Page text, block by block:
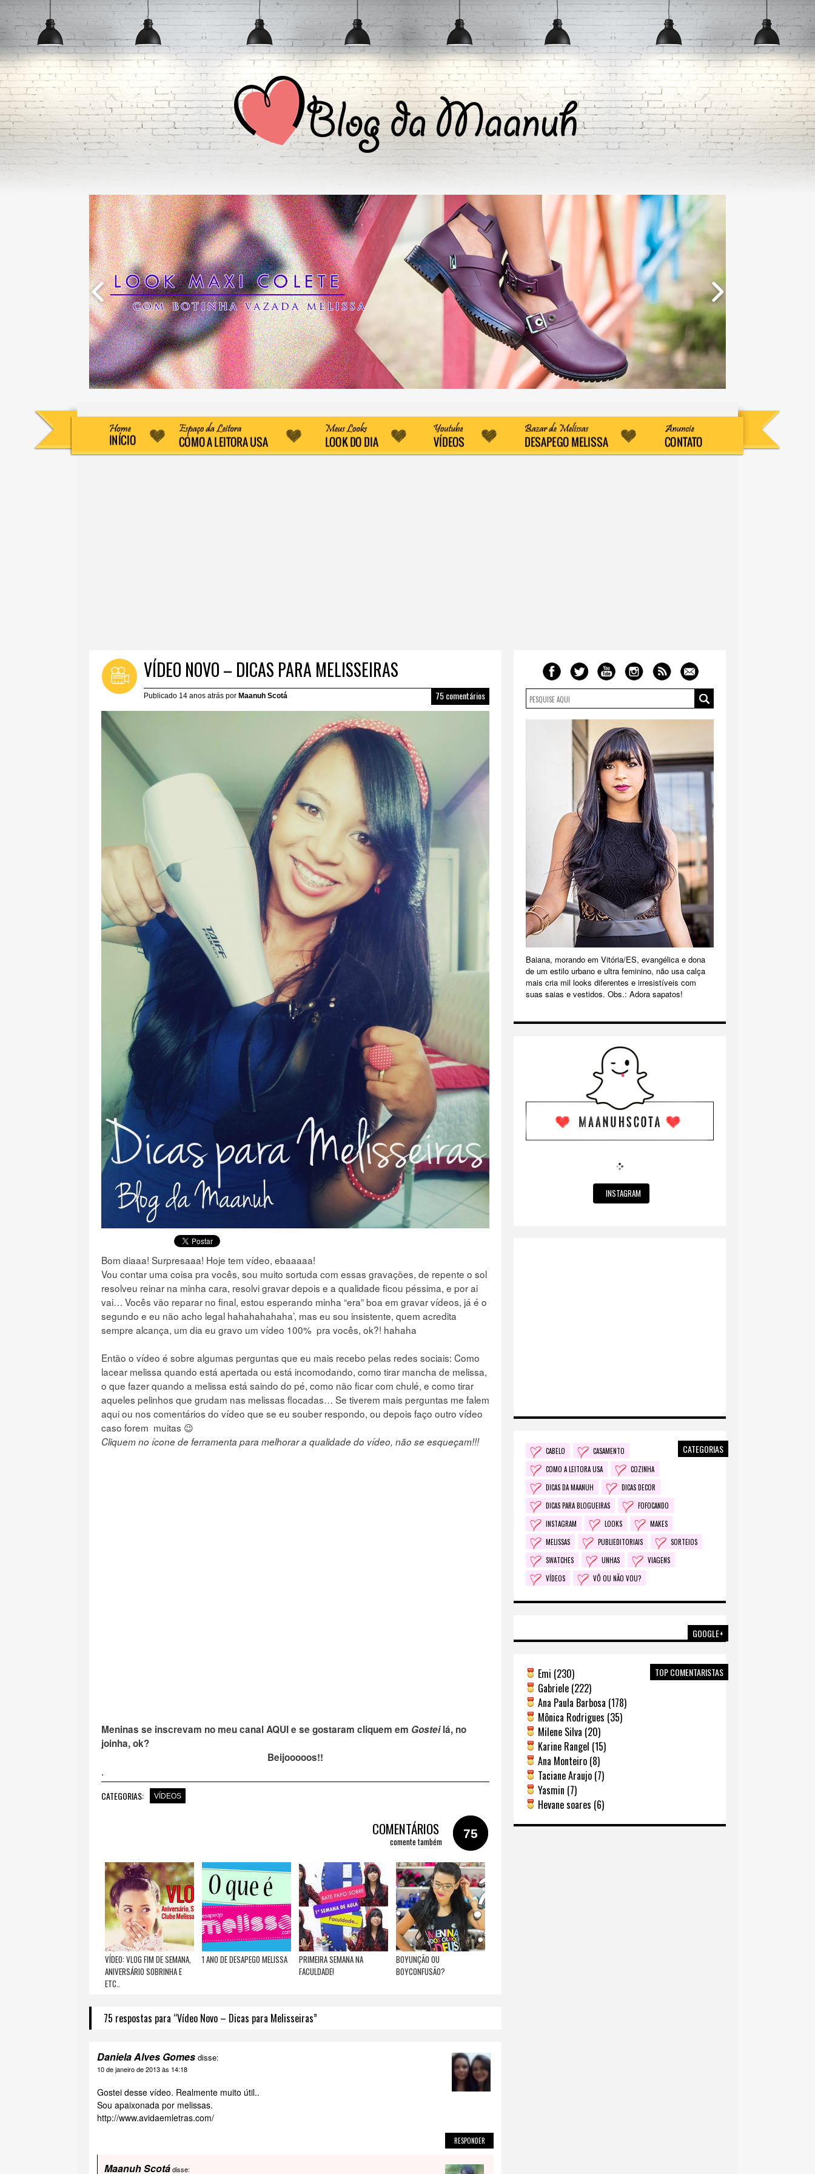
VÍDEO NOVO – DICAS PARA MELISSEIRAS
Publicado 14 anos atrás por Maanuh Scotá 75 comentários
Bom diaaa! Surpresaaa! Hoje tem vídeo, ebaaaaa!
Vou contar uma coisa pra vocês, sou muito sortuda com essas gravações, de repente o sol
resolveu reinar na minha cara, resolvi gravar depois e a qualidade ficou péssima, e por ai
vai… Vocês vão reparar no final, estou esperando minha “era” boa em gravar vídeos, já é o
segundo e eu não acho legal hahahahahaha’, mas eu sou insistente, quem acredita
sempre alcança, um dia eu gravo um vídeo 100% pra vocês, ok?! hahaha
Então o vídeo é sobre algumas perguntas que eu mais recebo pelas redes sociais: Como
lacear melissa quando está apertada ou está incomodando, como tirar mancha de melissa,
o que fazer quando a melissa está saindo do pé, como não ficar com chulé, e como tirar
aqueles pelinhos que grudam nas melissas flocadas… Se tiverem mais perguntas me falem
aqui ou nos comentários do vídeo que se eu souber respondo, ou depois faço outro vídeo
caso forem muitas 😉
Cliquem no ícone de ferramenta para melhorar a qualidade do vídeo, não se esqueçam!!!
Meninas se inscrevam no meu canalAQUIe se gostaram cliquem em Gosteilá, no
joinha, ok?
Beijooooos!!
.
CATEGORIAS: VÍDEOS
COMENTÁRIOS
comente também
75
VÍDEO: VLOG FIM DE SEMANA,
ANIVERSÁRIO SOBRINHA E
ETC..
1 ANO DE DESAPEGO MELISSA
PRIMEIRA SEMANA NA
FACULDADE!
BOYUNÇÃO OU
BOYCONFUSÃO?
75 respostas para “Vídeo Novo – Dicas para Melisseiras”
Daniela Alves Gomes disse:
10 de janeiro de 2013 às 14:18
Gostei desse vídeo. Realmente muito útil..
Sou apaixonada por melissas.
http://www.avidaemletras.com/
RESPONDER
Maanuh Scotádisse:
Baiana, morando em Vitória/ES, evangélica e dona
de um estilo urbano e ultra feminino, não usa calça
mais cria mil looks diferentes e irresistíveis com
suas saias e vestidos. Obs.: Adora sapatos!
INSTAGRAM
CATEGORIAS
CABELO
CASAMENTO
COMO A LEITORA USA
COZINHA
DICAS DA MAANUH
DICAS DECOR
DICAS PARA BLOGUEIRAS
FOFOCANDO
INSTAGRAM
LOOKS
MAKES
MELISSAS
PUBLIEDITORIAIS
SORTEIOS
SWATCHES
UNHAS
VIAGENS
VÍDEOS
VÔ OU NÃO VOU?
GOOGLE+
TOP COMENTARISTAS
Emi (230)
Gabriele (222)
Ana Paula Barbosa (178)
Mônica Rodrigues (35)
Milene Silva (20)
Karine Rangel (15)
Ana Monteiro (8)
Taciane Araujo (7)
Yasmin (7)
Hevane soares (6)